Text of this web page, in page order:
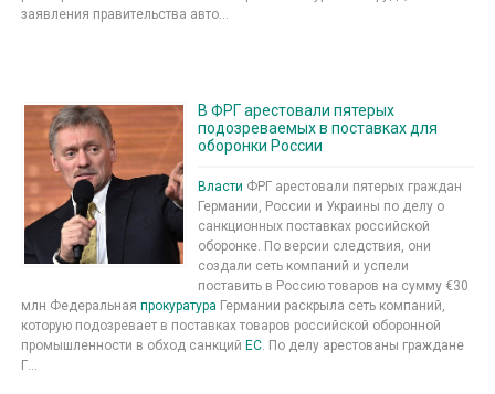
заявления правительства авто...
В ФРГ арестовали пятерых
подозреваемых в поставках для
оборонки России
Власти ФРГ арестовали пятерых граждан
Германии, России и Украины по делу о
санкционных поставках российской
оборонке. По версии следствия, они
создали сеть компаний и успели
поставить в Россию товаров на сумму €30
млн Федеральная прокуратура Германии раскрыла сеть компаний,
которую подозревает в поставках товаров российской оборонной
промышленности в обход санкций ЕС. По делу арестованы граждане
Г...